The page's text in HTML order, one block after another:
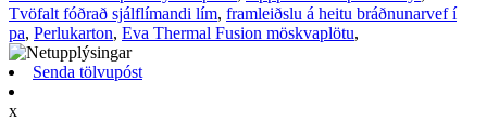
Tvöfalt fóðrað sjálflímandi lím, framleiðslu á heitu bráðnunarvef í
pa, Perlukarton, Eva Thermal Fusion möskvaplötu,
Senda tölvupóst
x